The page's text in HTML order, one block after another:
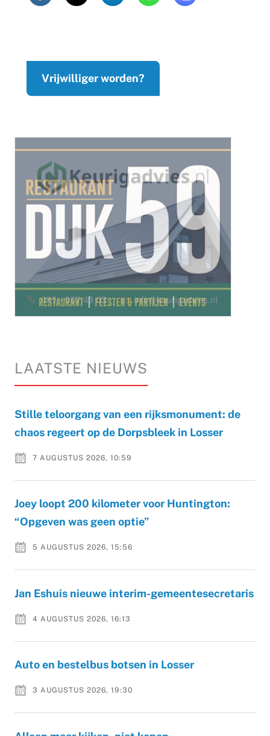
Vrijwilliger worden?
LAATSTE NIEUWS
Stille teloorgang van een rijksmonument: de
chaos regeert op de Dorpsbleek in Losser
7 AUGUSTUS 2026, 10:59
Joey loopt 200 kilometer voor Huntington:
“Opgeven was geen optie”
5 AUGUSTUS 2026, 15:56
Jan Eshuis nieuwe interim-gemeentesecretaris
4 AUGUSTUS 2026, 16:13
Auto en bestelbus botsen in Losser
3 AUGUSTUS 2026, 19:30